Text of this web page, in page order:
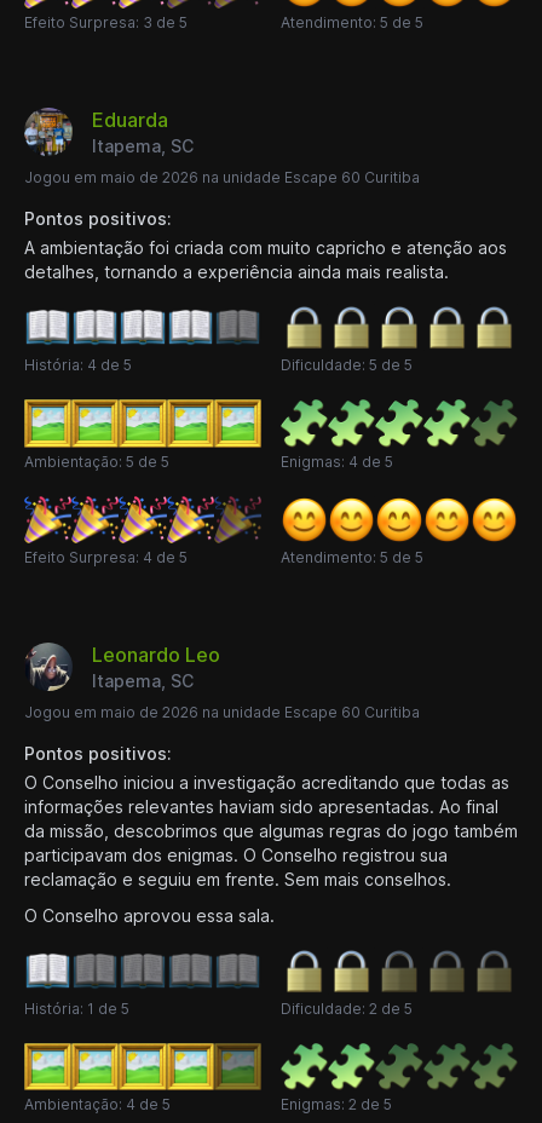
Efeito Surpresa: 3 de 5 Atendimento: 5 de 5
Eduarda
Itapema, SC
Jogou em maio de 2026 na unidade Escape 60 Curitiba
Pontos positivos:
A ambientação foi criada com muito capricho e atenção aos
detalhes, tornando a experiência ainda mais realista.
História: 4 de 5 Dificuldade: 5 de 5
Ambientação: 5 de 5 Enigmas: 4 de 5
Efeito Surpresa: 4 de 5 Atendimento: 5 de 5
Leonardo Leo
Itapema, SC
Jogou em maio de 2026 na unidade Escape 60 Curitiba
Pontos positivos:
O Conselho iniciou a investigação acreditando que todas as
informações relevantes haviam sido apresentadas. Ao final
da missão, descobrimos que algumas regras do jogo também
participavam dos enigmas. O Conselho registrou sua
reclamação e seguiu em frente. Sem mais conselhos.
O Conselho aprovou essa sala.
História: 1 de 5 Dificuldade: 2 de 5
Ambientação: 4 de 5 Enigmas: 2 de 5